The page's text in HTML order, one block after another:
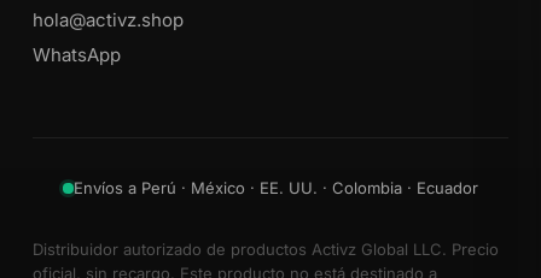
hola@activz.shop
WhatsApp
Envíos a Perú · México · EE. UU. · Colombia · Ecuador
Distribuidor autorizado de productos Activz Global LLC. Precio
oficial, sin recargo. Este producto no está destinado a